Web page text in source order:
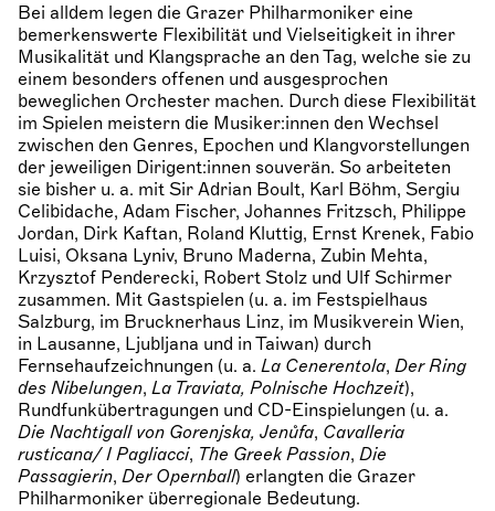
Bei alldem legen die Grazer Philharmoniker eine
bemerkenswerte Flexibilität und Vielseitigkeit in ihrer
Musikalität und Klangsprache an den Tag, welche sie zu
einem besonders offenen und ausgesprochen
beweglichen Orchester machen. Durch diese Flexibilität
im Spielen meistern die Musiker:innen den Wechsel
zwischen den Genres, Epochen und Klangvorstellungen
der jeweiligen Dirigent:innen souverän. So arbeiteten
sie bisher u. a. mit Sir Adrian Boult, Karl Böhm, Sergiu
Celibidache, Adam Fischer, Johannes Fritzsch, Philippe
Jordan, Dirk Kaftan, Roland Kluttig, Ernst Krenek, Fabio
Luisi, Oksana Lyniv, Bruno Maderna, Zubin Mehta,
Krzysztof Penderecki, Robert Stolz und Ulf Schirmer
zusammen. Mit Gastspielen (u. a. im Festspielhaus
Salzburg, im Brucknerhaus Linz, im Musikverein Wien,
in Lausanne, Ljubljana und in Taiwan) durch
Fernsehaufzeichnungen (u. a. La Cenerentola, Der Ring
des Nibelungen, La Traviata, Polnische Hochzeit),
Rundfunkübertragungen und CD-Einspielungen (u. a.
Die Nachtigall von Gorenjska, Jenůfa, Cavalleria
rusticana/ I Pagliacci, The Greek Passion, Die
Passagierin, Der Opernball) erlangten die Grazer
Philharmoniker überregionale Bedeutung.